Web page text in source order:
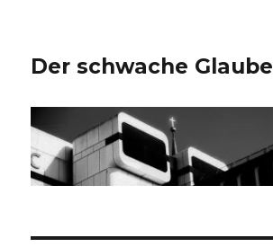
Der schwache Glaube